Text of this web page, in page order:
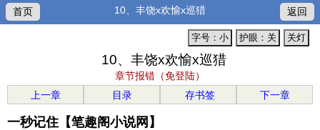
首页 10、丰饶x欢愉x巡猎 返回
关灯
护眼：关
字号：小
10、丰饶x欢愉x巡猎
章节报错（免登陆）
上一章
目录 存书签 下一章
一秒记住【笔趣阁小说网】